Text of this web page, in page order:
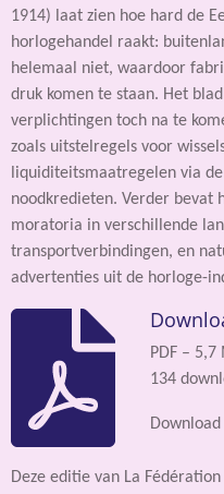
1914) laat zien hoe hard de
horlogehandel raakt:
helemaal niet, waardoor
druk komen te staan. Het
verplichtingen toch na te
zoals uitstelregels voor
liquiditeitsmaatregelen via
noodkredieten. Verder bevat
moratoria in verschillende
transportverbindingen, en
advertenties uit de horloge-
PDF – 5,7
134
Download
Deze editie van La